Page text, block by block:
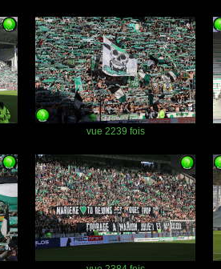
vue 2239 fois